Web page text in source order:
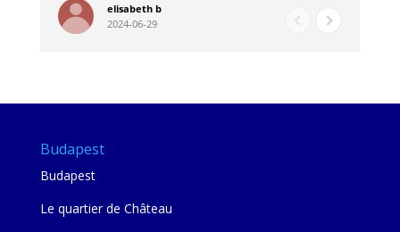
pour les restaurants . A la fin de notre séjour
nous étions plus avec une amie qu' une guide
elisabeth b
2024-06-29
Budapest
Budapest
Le quartier de Château